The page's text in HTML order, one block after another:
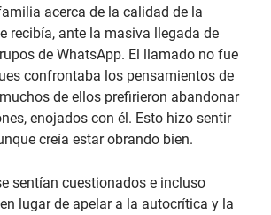
acerca de la calidad de la
recibía, ante la masiva llegada de
de WhatsApp. El llamado no fue
confrontaba los pensamientos de
de ellos prefirieron abandonar
enojados con él. Esto hizo sentir
creía estar obrando bien.
sentían cuestionados e incluso
lugar de apelar a la autocrítica y la